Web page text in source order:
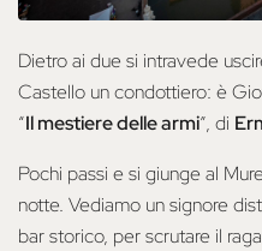
Dietro ai due si intravede
Castello un condottiero: è
“Il mestiere delle armi”, di
Pochi passi e si giunge al
notte. Vediamo un signore
bar storico, per scrutare il